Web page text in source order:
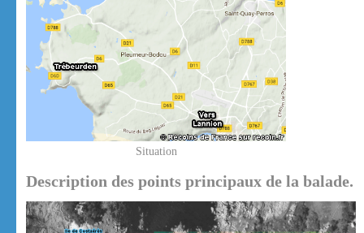
Situation
Description des points principaux de la balade.